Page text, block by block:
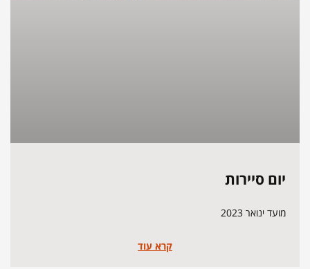
יום סיירות
מועד ינואר 2023
קרא עוד